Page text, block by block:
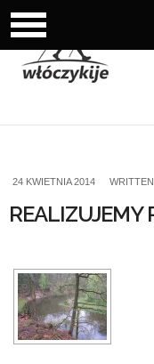
24 KWIETNIA 2014
REALIZUJEMY